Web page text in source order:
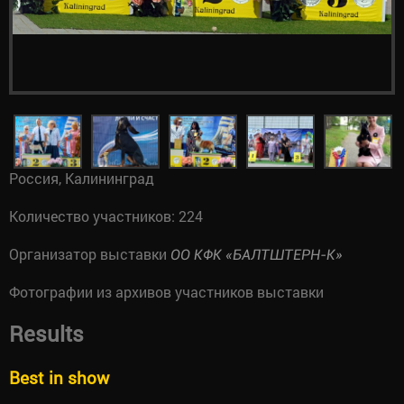
Россия, Калининград
Количество участников: 224
Организатор выставки ОО КФК «БАЛТШТЕРН-К»
Фотографии из архивов участников выставки
Results
Best in show